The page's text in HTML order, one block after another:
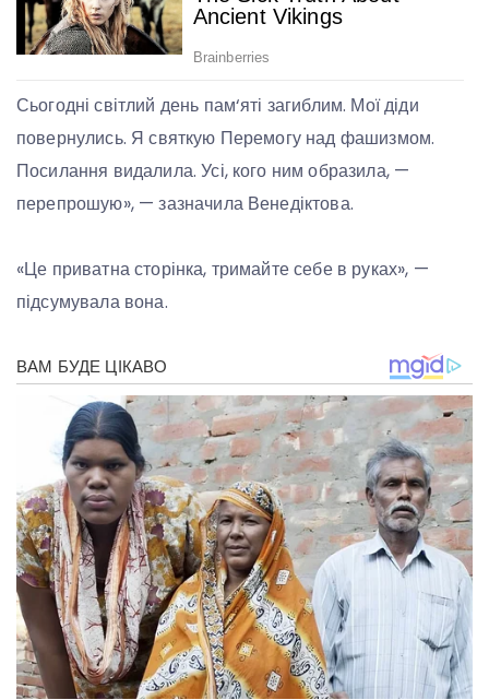
Сьогодні світлий день пам‘яті загиблим. Мої діди
повернулись. Я святкую Перемогу над фашизмом.
Посилання видалила. Усі, кого ним образила, —
перепрошую», — зазначила Венедіктова.
«Це приватна сторінка, тримайте себе в руках», —
підсумувала вона.